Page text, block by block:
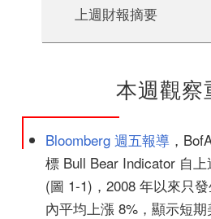
上週財報摘要
本週觀察
Bloomberg 週五報導 ，
標 Bull Bear Indicator 自
(圖 1-1)，2008 年以來只
內平均上漲 8%，顯示短